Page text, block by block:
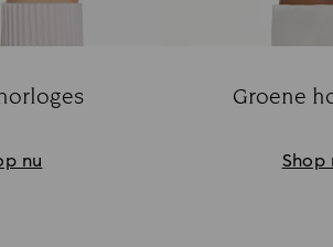
nu
Groene
Shop